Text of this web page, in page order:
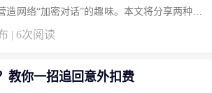
造网络“加密对话”的趣味。本文将分享两种方
气氛组大神。 方法一：使用火星文和倒装
| 6次阅读
教你一招追回意外扣费